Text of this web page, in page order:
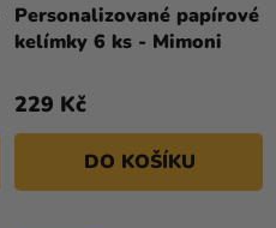
Personalizované papírové
kelímky 6 ks - Mimoni
229 Kč
DO KOŠÍKU